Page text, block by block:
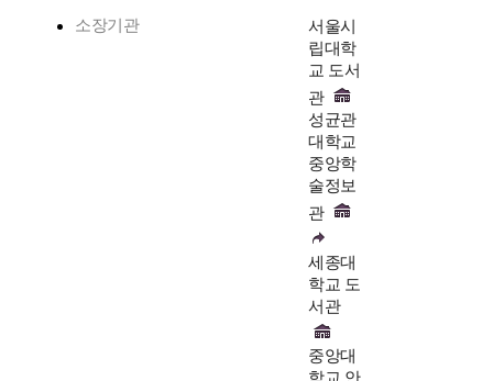
소장기관
서울시
립대학
교 도서
관
성균관
대학교
중앙학
술정보
관
세종대
학교 도
서관
중앙대